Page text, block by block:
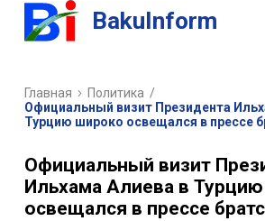
BakuInform
Главная Политика /
Официальный визит Президента
Турцию широко освещался в прессе
Официальный визит
Ильхама Алиева в
освещался в прессе